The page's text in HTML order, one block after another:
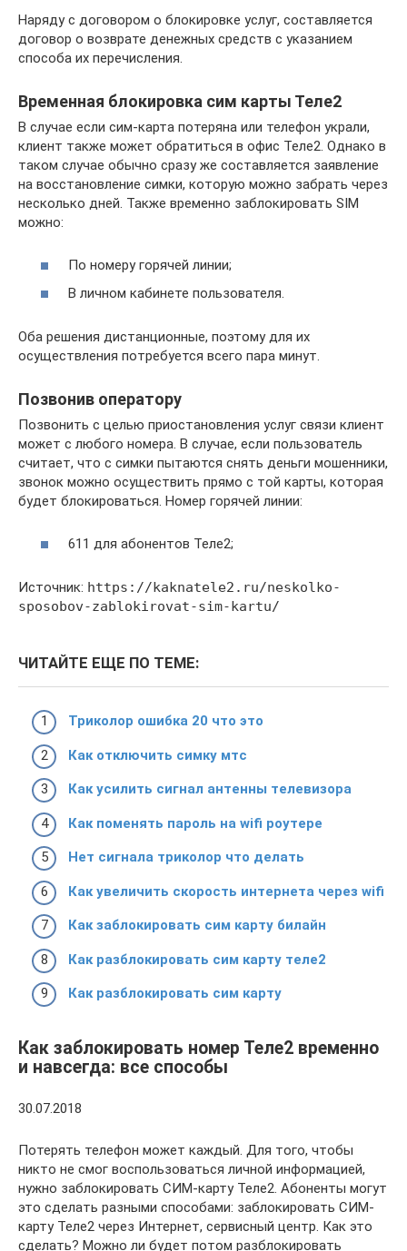
Наряду с договором о блокировке услуг, составляется
договор о возврате денежных средств с указанием
способа их перечисления.
Временная блокировка сим карты Теле2
В случае если сим-карта потеряна или телефон украли,
клиент также может обратиться в офис Теле2. Однако в
таком случае обычно сразу же составляется заявление
на восстановление симки, которую можно забрать через
несколько дней. Также временно заблокировать SIM
можно:
По номеру горячей линии;
В личном кабинете пользователя.
Оба решения дистанционные, поэтому для их
осуществления потребуется всего пара минут.
Позвонив оператору
Позвонить с целью приостановления услуг связи клиент
может с любого номера. В случае, если пользователь
считает, что с симки пытаются снять деньги мошенники,
звонок можно осуществить прямо с той карты, которая
будет блокироваться. Номер горячей линии:
611 для абонентов Теле2;
Источник: https://kaknatele2.ru/neskolko-
sposobov-zablokirovat-sim-kartu/
ЧИТАЙТЕ ЕЩЕ ПО ТЕМЕ:
Триколор ошибка 20 что это
Как отключить симку мтс
Как усилить сигнал антенны телевизора
Как поменять пароль на wifi роутере
Нет сигнала триколор что делать
Как увеличить скорость интернета через wifi
Как заблокировать сим карту билайн
Как разблокировать сим карту теле2
Как разблокировать сим карту
Как заблокировать номер Теле2 временно
и навсегда: все способы
30.07.2018
Потерять телефон может каждый. Для того, чтобы
никто не смог воспользоваться личной информацией,
нужно заблокировать СИМ-карту Теле2. Абоненты могут
это сделать разными способами: заблокировать СИМ-
карту Теле2 через Интернет, сервисный центр. Как это
сделать? Можно ли будет потом разблокировать